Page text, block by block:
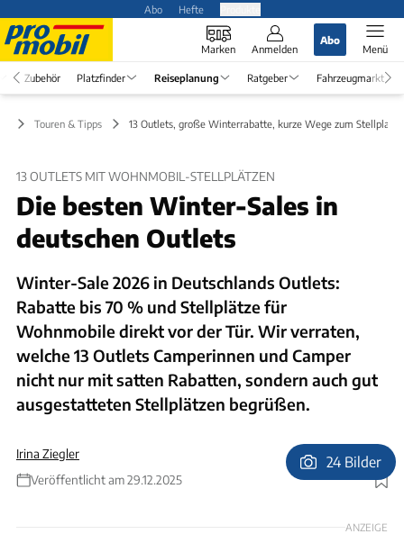
Abo Hefte
Marken Anmelden
Abo
Menü
Zubehör Platzfinder Reiseplanung Ratgeber Fahrzeugmarkt
Touren & Tipps 13 Outlets, große Winterrabatte, kurze Wege zum Stellplatz
13 OUTLETS MIT WOHNMOBIL-STELLPLÄTZEN
Die besten Winter-Sales in
deutschen Outlets
Winter-Sale 2026 in Deutschlands Outlets:
Rabatte bis 70 % und Stellplätze für
Wohnmobile direkt vor der Tür. Wir verraten,
welche 13 Outlets Camperinnen und Camper
nicht nur mit satten Rabatten, sondern auch gut
ausgestatteten Stellplätzen begrüßen.
Irina Ziegler
Veröffentlicht am 29.12.2025
Foto: Outletcity Metzingen
24 Bilder
ANZEIGE